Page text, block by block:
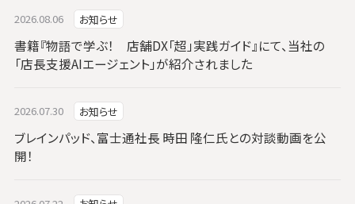
2026.08.06 お知らせ
書籍『物語で学ぶ！ 店舗DX「超」実践ガイド』にて、当社の
「店長支援AIエージェント」が紹介されました
2026.07.30 お知らせ
ブレインパッド、富士通社長 時田 隆仁氏との対談動画を公
開！